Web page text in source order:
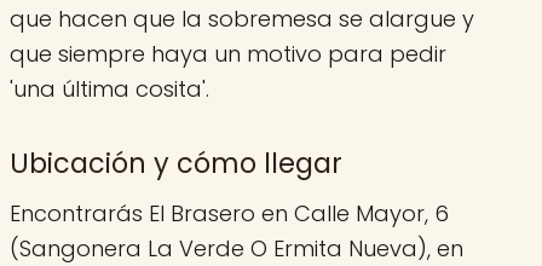
que hacen que la sobremesa se alargue y
que siempre haya un motivo para pedir
'una última cosita'.
Ubicación y cómo llegar
Encontrarás El Brasero en Calle Mayor, 6
(Sangonera La Verde O Ermita Nueva), en